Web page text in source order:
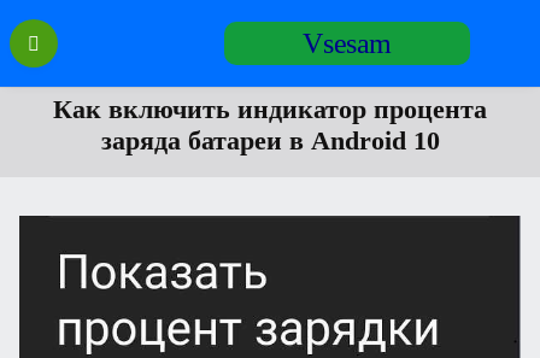
Перейти
содержанию
Vsesam
Как включить индикатор процента
заряда батареи в Android 10